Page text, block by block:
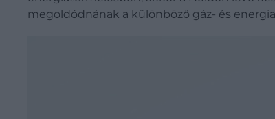
megoldódnának a különböző gáz- és